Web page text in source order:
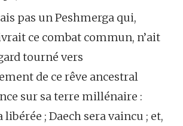
pas un Peshmerga qui,
ce combat commun, n’ait
tourné vers
de ce rêve ancestral
sur sa terre millénaire :
; Daech sera vaincu ; et,